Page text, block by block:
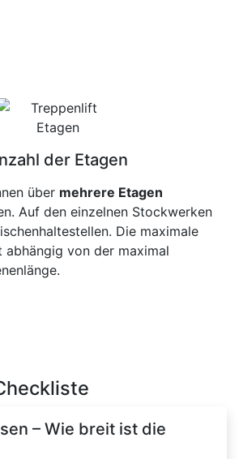
der Etagen
über mehrere Etagen
Auf den einzelnen Stockwerken
Die maximale
abhängig von der maximal
– Wie breit ist die